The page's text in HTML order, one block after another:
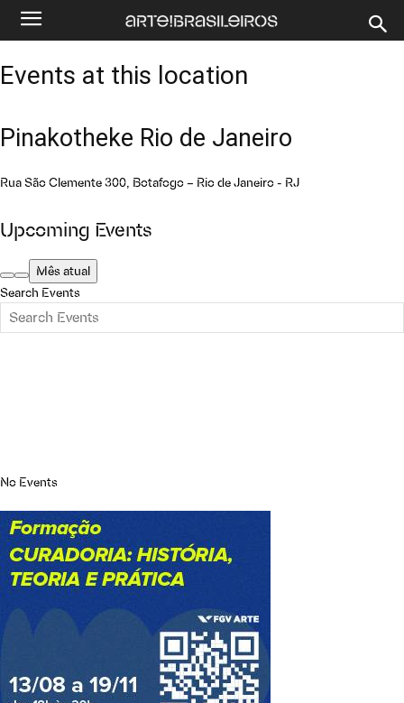
Events at this location
Pinakotheke Rio de Janeiro
Rua São Clemente 300, Botafogo – Rio de Janeiro - RJ
Upcoming Events
Mês atual
Search Events
No Events